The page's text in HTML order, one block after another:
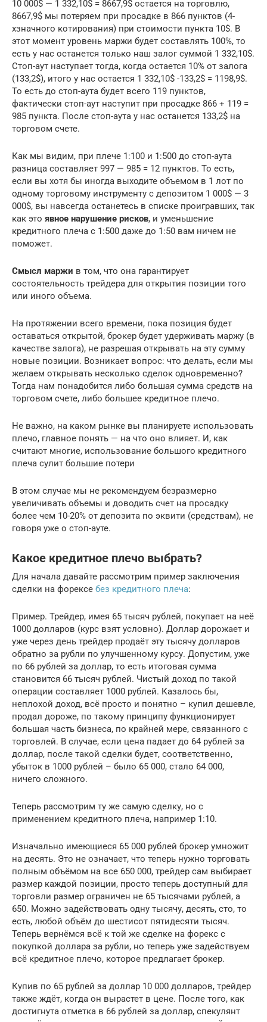
10 000$ — 1 332,10$ = 8667,9$ остается на торговлю,
8667,9$ мы потеряем при просадке в 866 пунктов (4-
хзначного котирования) при стоимости пункта 10$. В
этот момент уровень маржи будет составлять 100%, то
есть у нас останется только наш залог суммой 1 332,10$.
Стоп-аут наступает тогда, когда остается 10% от залога
(133,2$), итого у нас остается 1 332,10$ -133,2$ = 1198,9$.
То есть до стоп-аута будет всего 119 пунктов,
фактически стоп-аут наступит при просадке 866 + 119 =
985 пункта. После стоп-аута у нас останется 133,2$ на
торговом счете.
Как мы видим, при плече 1:100 и 1:500 до стоп-аута
разница составляет 997 — 985 = 12 пунктов. То есть,
если вы хотя бы иногда выходите объемом в 1 лот по
одному торговому инструменту с депозитом 1 000$ — 3
000$, вы навсегда останетесь в списке проигравших, так
как это явное нарушение рисков, и уменьшение
кредитного плеча с 1:500 даже до 1:50 вам ничем не
поможет.
Смысл маржи в том, что она гарантирует
состоятельность трейдера для открытия позиции того
или иного объема.
На протяжении всего времени, пока позиция будет
оставаться открытой, брокер будет удерживать маржу (в
качестве залога), не разрешая открывать на эту сумму
новые позиции. Возникает вопрос: что делать, если мы
желаем открывать несколько сделок одновременно?
Тогда нам понадобится либо большая сумма средств на
торговом счете, либо большее кредитное плечо.
Не важно, на каком рынке вы планируете использовать
плечо, главное понять — на что оно влияет. И, как
считают многие, использование большого кредитного
плеча сулит большие потери
В этом случае мы не рекомендуем безразмерно
увеличивать объемы и доводить счет на просадку
более чем 10-20% от депозита по эквити (средствам), не
говоря уже о стоп-ауте.
Какое кредитное плечо выбрать?
Для начала давайте рассмотрим пример заключения
сделки на форексе без кредитного плеча:
Пример. Трейдер, имея 65 тысяч рублей, покупает на неё
1000 долларов (курс взят условно). Доллар дорожает и
уже через день трейдер продаёт эту тысячу долларов
обратно за рубли по улучшенному курсу. Допустим, уже
по 66 рублей за доллар, то есть итоговая сумма
становится 66 тысяч рублей. Чистый доход по такой
операции составляет 1000 рублей. Казалось бы,
неплохой доход, всё просто и понятно – купил дешевле,
продал дороже, по такому принципу функционирует
большая часть бизнеса, по крайней мере, связанного с
торговлей. В случае, если цена падает до 64 рублей за
доллар, после такой сделки будет, соответственно,
убыток в 1000 рублей – было 65 000, стало 64 000,
ничего сложного.
Теперь рассмотрим ту же самую сделку, но с
применением кредитного плеча, например 1:10.
Изначально имеющиеся 65 000 рублей брокер умножит
на десять. Это не означает, что теперь нужно торговать
полным объёмом на все 650 000, трейдер сам выбирает
размер каждой позиции, просто теперь доступный для
торговли размер ограничен не 65 тысячами рублей, а
650. Можно задействовать одну тысячу, десять, сто, то
есть, любой объём до шестисот пятидесяти тысяч.
Теперь вернёмся всё к той же сделке на форекс с
покупкой доллара за рубли, но теперь уже задействуем
всё кредитное плечо, которое предлагает брокер.
Купив по 65 рублей за доллар 10 000 долларов, трейдер
также ждёт, когда он вырастет в цене. После того, как
достигнута отметка в 66 рублей за доллар, спекулянт